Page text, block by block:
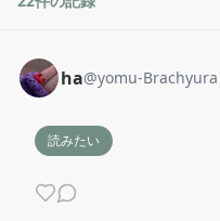
ha@yomu-Brachyura
読みたい